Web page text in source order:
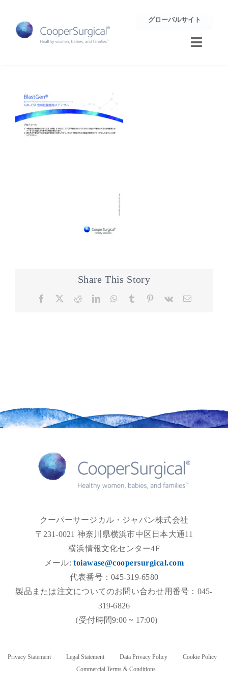
content
グローバルサイト
Toggle
企業情報
Share This Story
Facebook RedditLinkedInWhatsApp
Tumblr Pinterest
Vk Email
クーパーサージカル・ジャパン株式会社
〒231-0021 神奈川県横浜市中区日本大通11
横浜情報文化センター4F
メール:toiawase@coopersurgical.com
代表番号：045-319-6580
製品または注文についてのお問い合わせ用番号：045-
319-6826
（受付時間9:00 ~ 17:00)
Privacy Statement Legal Statement Data Privacy Policy
Cookie Policy
Commercial Terms & Conditions